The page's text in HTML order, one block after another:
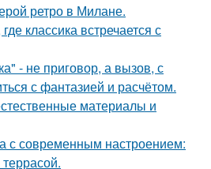
ретро в Милане.
классика встречается с
- не приговор, а вызов, с
с фантазией и расчётом.
материалы и
с современным настроением: